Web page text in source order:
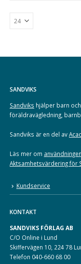
SANDVIKS
Sandviks hjälper barn
föräldravägledning,
Sandviks är en del av
Läs mer om
Aktsamhetsvärdering för
Kundservice
KONTAKT
SANDVIKS FÖRLAG AB
C/O Online i Lund
Skiffervägen 10, 224 78
Telefon 040-660 68 00